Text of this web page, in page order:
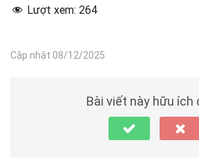
Lượt xem: 264
Cập nhật 08/12/2025
Bài viết này hữu ích